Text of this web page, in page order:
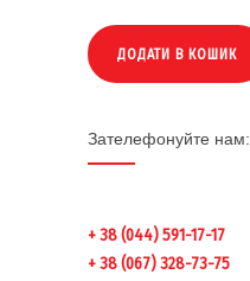
ДОДАТИ В КОШИК
Зателефонуйте нам:
+ 38 (044) 591-17-17
+ 38 (067) 328-73-75